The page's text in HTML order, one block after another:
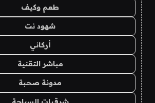
طعم وكيف
شهود نت
أركاني
مباشر التقنية
مدونة صحبة